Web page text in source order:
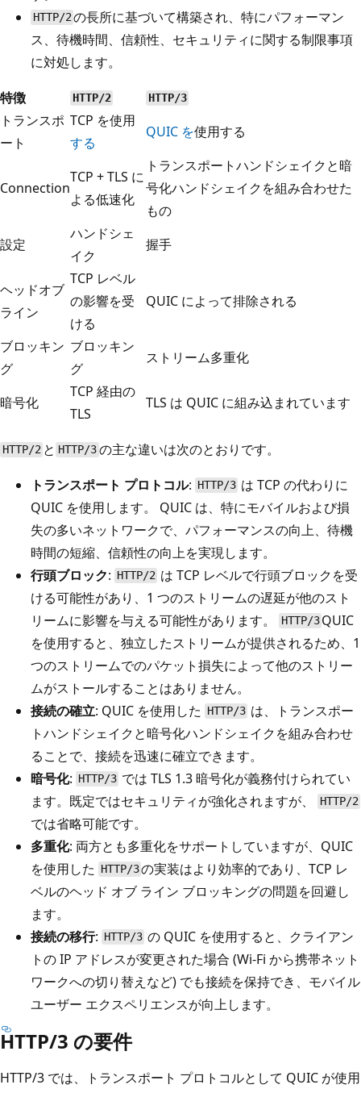
HTTP/2の長所に基づいて構築され、特にパフォーマン
ス、待機時間、信頼性、セキュリティに関する制限事項
に対処します。
特徴
HTTP/2 HTTP/3
トランスポ
ート
TCP を使用
する
QUIC を使用する
Connection
TCP + TLS に
よる低速化
トランスポートハンドシェイクと暗
号化ハンドシェイクを組み合わせた
もの
設定
ハンドシェ
イク
握手
ヘッドオブ
ライン
TCP レベル
の影響を受
ける
QUIC によって排除される
ブロッキン
グ
ブロッキン
グ
ストリーム多重化
暗号化
TCP 経由の
TLS
TLS は QUIC に組み込まれています
HTTP/2 と HTTP/3の主な違いは次のとおりです。
トランスポート プロトコル: HTTP/3 は TCP の代わりに
QUIC を使用します。 QUIC は、特にモバイルおよび損
失の多いネットワークで、パフォーマンスの向上、待機
時間の短縮、信頼性の向上を実現します。
行頭ブロック: HTTP/2 は TCP レベルで行頭ブロックを受
ける可能性があり、1 つのストリームの遅延が他のスト
リームに影響を与える可能性があります。
HTTP/3 QUIC
を使用すると、独立したストリームが提供されるため、1
つのストリームでのパケット損失によって他のストリー
ムがストールすることはありません。
接続の確立: QUIC を使用した HTTP/3 は、トランスポー
トハンドシェイクと暗号化ハンドシェイクを組み合わせ
ることで、接続を迅速に確立できます。
暗号化: HTTP/3 では TLS 1.3 暗号化が義務付けられてい
ます。既定ではセキュリティが強化されますが、
HTTP/2
では省略可能です。
多重化: 両方とも多重化をサポートしていますが、QUIC
を使用した
HTTP/3の実装はより効率的であり、TCP レ
ベルのヘッド オブ ライン ブロッキングの問題を回避し
ます。
接続の移行: HTTP/3 の QUIC を使用すると、クライアン
トの IP アドレスが変更された場合 (Wi-Fi から携帯ネット
ワークへの切り替えなど) でも接続を保持でき、モバイル
ユーザー エクスペリエンスが向上します。
HTTP/3 の要件
HTTP/3 では、トランスポート プロトコルとして QUIC が使用